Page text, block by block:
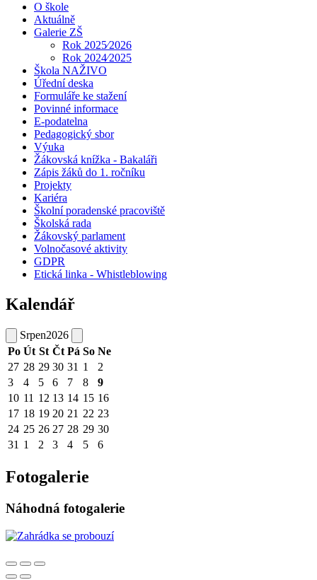
O škole
Aktuálně
Galerie ZŠ
Rok 2025⁄2026
Rok 2024⁄2025
Škola NAŽIVO
Úřední deska
Formuláře ke stažení
Povinné informace
E-podatelna
Pedagogický sbor
Výuka
Žákovská knížka - Bakaláři
Zápis žáků do 1. ročníku
Projekty
Kariéra
Školní poradenské pracoviště
Školská rada
Žákovský parlament
Volnočasové aktivity
GDPR
Etická linka - Whistleblowing
Kalendář
Srpen2026
Po Út St Čt Pá So Ne
27 28 29 30 31 1
2
3
4 5 6 7 8
9
10 11 12 13 14 15 16
17 18 19 20 21 22 23
24 25 26 27 28 29 30
31 1 2 3 4 5 6
Fotogalerie
Náhodná fotogalerie